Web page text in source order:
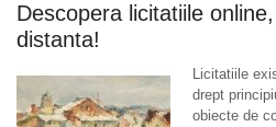
Descopera licitatiile
distanta!
Licitatiile
drept
obiecte de